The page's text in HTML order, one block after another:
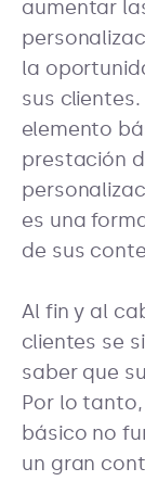
aumentar
la
sus
elemento
prestación
es una
de sus
Al fin y al
clientes se
saber que
Por lo
básico no
un gran